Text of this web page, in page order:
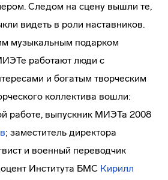
Следом на сцену вышли те,
видеть в роли наставников.
музыкальным подарком
работают люди с
и богатым творческим
коллектива вошли:
работе, выпускник МИЭТа 2008
; заместитель директора
и военный переводчик
Института БМС Кирилл